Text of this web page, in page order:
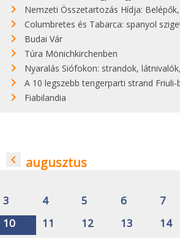
Nemzeti Összetartozás Hídja: Belépők,
Columbretes és Tabarca: spanyol szigetek,
Budai Vár
Túra Mönichkirchenben
Nyaralás Siófokon: strandok, látnivalók,
A 10 legszebb tengerparti strand Friuli-
Fiabilandia
navigate_before augusztus
3
4 5 6 7
10
11 12 13 14